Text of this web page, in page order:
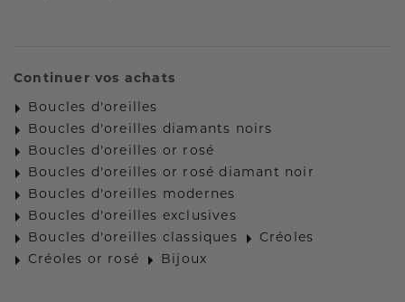
Continuer vos achats
Boucles d'oreilles
Boucles d'oreilles diamants noirs
Boucles d'oreilles or rosé
Boucles d'oreilles or rosé diamant noir
Boucles d'oreilles modernes
Boucles d'oreilles exclusives
Boucles d'oreilles classiques
Créoles
Créoles or rosé
Bijoux